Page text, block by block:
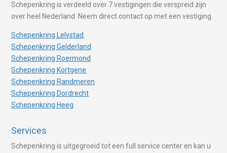
Schepenkring is verdeeld over 7 vestigingen die verspreid zijn
over heel Nederland. Neem direct contact op met een vestiging.
Schepenkring Lelystad
Schepenkring Gelderland
Schepenkring Roermond
Schepenkring Kortgene
Schepenkring Randmeren
Schepenkring Dordrecht
Schepenkring Heeg
Services
Schepenkring is uitgegroeid tot een full service center en kan u